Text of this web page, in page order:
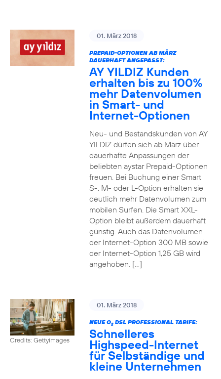
01. März 2018
PREPAID-OPTIONEN AB MÄRZ
DAUERHAFT ANGEPASST:
AY YILDIZ Kunden
erhalten bis zu 100%
mehr Datenvolumen
in Smart- und
Internet-Optionen
Neu- und Bestandskunden von AY
YILDIZ dürfen sich ab März über
dauerhafte Anpassungen der
beliebten aystar Prepaid-Optionen
freuen. Bei Buchung einer Smart
S-, M- oder L-Option erhalten sie
deutlich mehr Datenvolumen zum
mobilen Surfen. Die Smart XXL-
Option bleibt außerdem dauerhaft
günstig. Auch das Datenvolumen
der Internet-Option 300 MB sowie
der Internet-Option 1,25 GB wird
angehoben. […]
Credits: Gettyimages
01. März 2018
NEUE O2DSL PROFESSIONAL TARIFE:
Schnelleres
Highspeed-Internet
für Selbständige und
kleine Unternehmen